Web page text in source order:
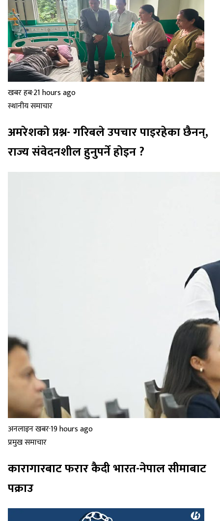
खबर हब·21 hours ago
स्थानीय समाचार
अमरेशको प्रश्न- गरिबले उपचार पाइरहेका छैनन्,
राज्य संवेदनशील हुनुपर्ने होइन ?
अनलाइन खबर·19 hours ago
प्रमुख समाचार
कारागारबाट फरार कैदी भारत-नेपाल सीमाबाट
पक्राउ